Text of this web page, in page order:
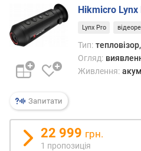
н
і
т
ь
р
и
м
Запитати
Hikmicro Lynx
Lynx Pro
Тип:
Огляд:
Живлення:
22 999 грн.
1 пропозиція